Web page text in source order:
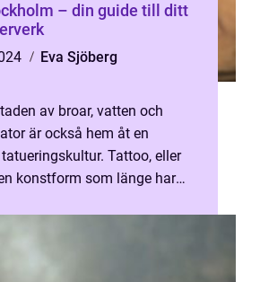
– din guide till ditt
Eva Sjöberg
av broar, vatten och
är också hem åt en
Tattoo, eller
konstform som länge har